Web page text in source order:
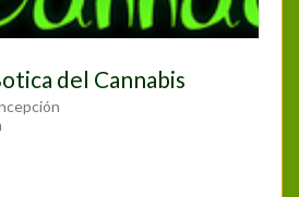
del Cannabis